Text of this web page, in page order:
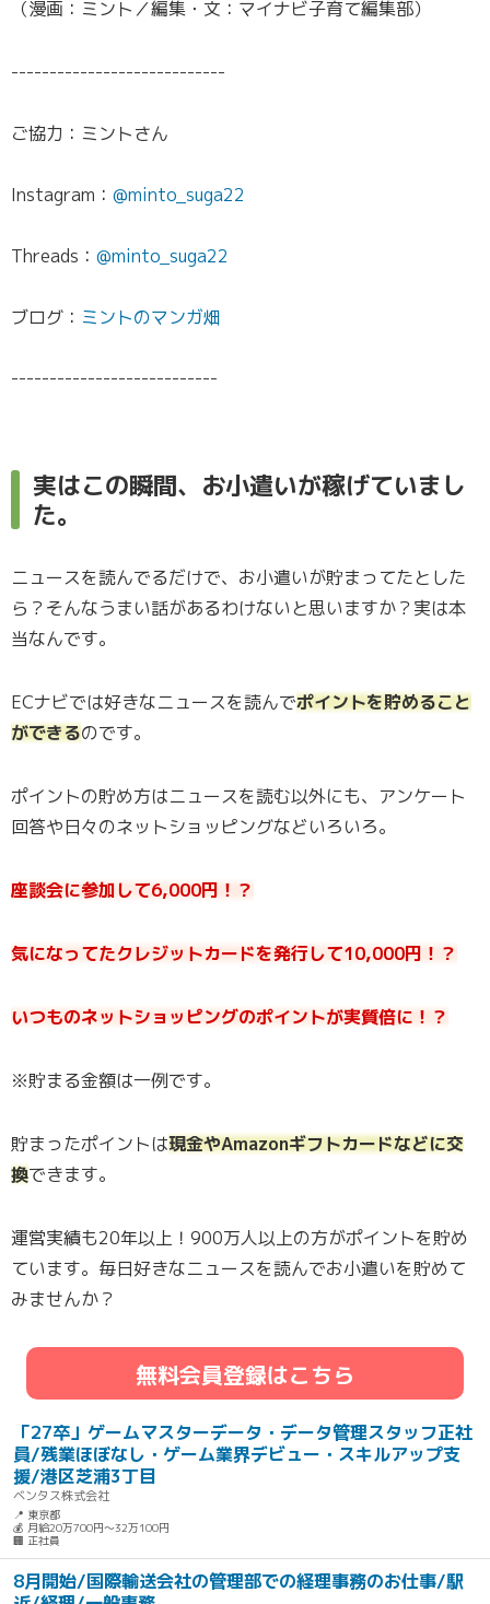
（漫画：ミント／編集・文：マイナビ子育て編集部）
----------------------------
ご協力：ミントさん
Instagram： @minto_suga22
Threads： @minto_suga22
ブログ： ミントのマンガ畑
---------------------------
実はこの瞬間、お小遣いが稼げていまし
た。
ニュースを読んでるだけで、お小遣いが貯まってたとした
ら？そんなうまい話があるわけないと思いますか？実は本
当なんです。
ECナビでは好きなニュースを読んでポイントを貯めること
ができるのです。
ポイントの貯め方はニュースを読む以外にも、アンケート
回答や日々のネットショッピングなどいろいろ。
座談会に参加して6,000円！？
気になってたクレジットカードを発行して10,000円！？
いつものネットショッピングのポイントが実質倍に！？
※貯まる金額は一例です。
貯まったポイントは現金やAmazonギフトカードなどに交
換できます。
運営実績も20年以上！900万人以上の方がポイントを貯め
ています。毎日好きなニュースを読んでお小遣いを貯めて
みませんか？
無料会員登録はこちら
「27卒」ゲームマスターデータ・データ管理スタッフ正社
員/残業ほぼなし・ゲーム業界デビュー・スキルアップ支
援/港区芝浦3丁目
ベンタス株式会社
📍 東京都
💰 月給20万700円～32万100円
🏢 正社員
8月開始/国際輸送会社の管理部での経理事務のお仕事/駅